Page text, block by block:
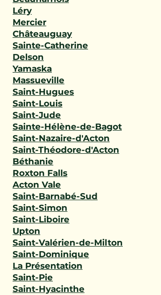
Léry
Mercier
Châteauguay
Sainte-Catherine
Delson
Yamaska
Massueville
Saint-Hugues
Saint-Louis
Saint-Jude
Sainte-Hélène-de-Bagot
Saint-Nazaire-d'Acton
Saint-Théodore-d'Acton
Béthanie
Roxton Falls
Acton Vale
Saint-Barnabé-Sud
Saint-Simon
Saint-Liboire
Upton
Saint-Valérien-de-Milton
Saint-Dominique
La Présentation
Saint-Pie
Saint-Hyacinthe